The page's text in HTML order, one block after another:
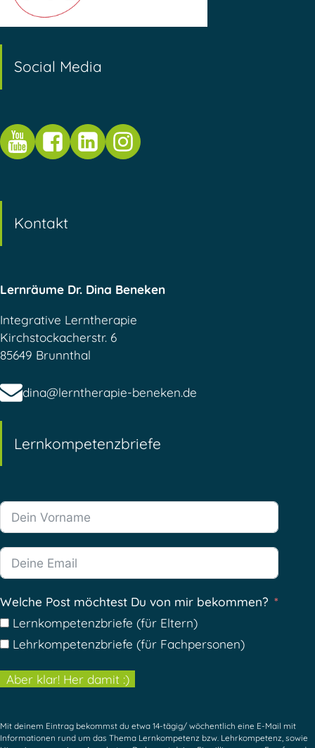
Social Media
Kontakt
Lernräume Dr. Dina Beneken
Integrative Lerntherapie
Kirchstockacherstr. 6
85649 Brunnthal
dina@lerntherapie-beneken.de
Lernkompetenzbriefe
Welche Post möchtest Du von mir bekommen?
Lernkompetenzbriefe (für Eltern)
Lehrkompetenzbriefe (für Fachpersonen)
Aber klar! Her damit :)
Mit deinem Eintrag bekommst du etwa 14-tägig/ wöchentlich eine E-Mail mit
Informationen rund um das Thema Lernkompetenz bzw. Lehrkompetenz, sowie